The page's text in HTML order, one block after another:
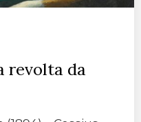
revolta da